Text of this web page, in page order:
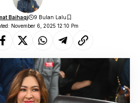
November 6, 2025 12:10 Pm
Baihaqi 9 Bulan Lalu